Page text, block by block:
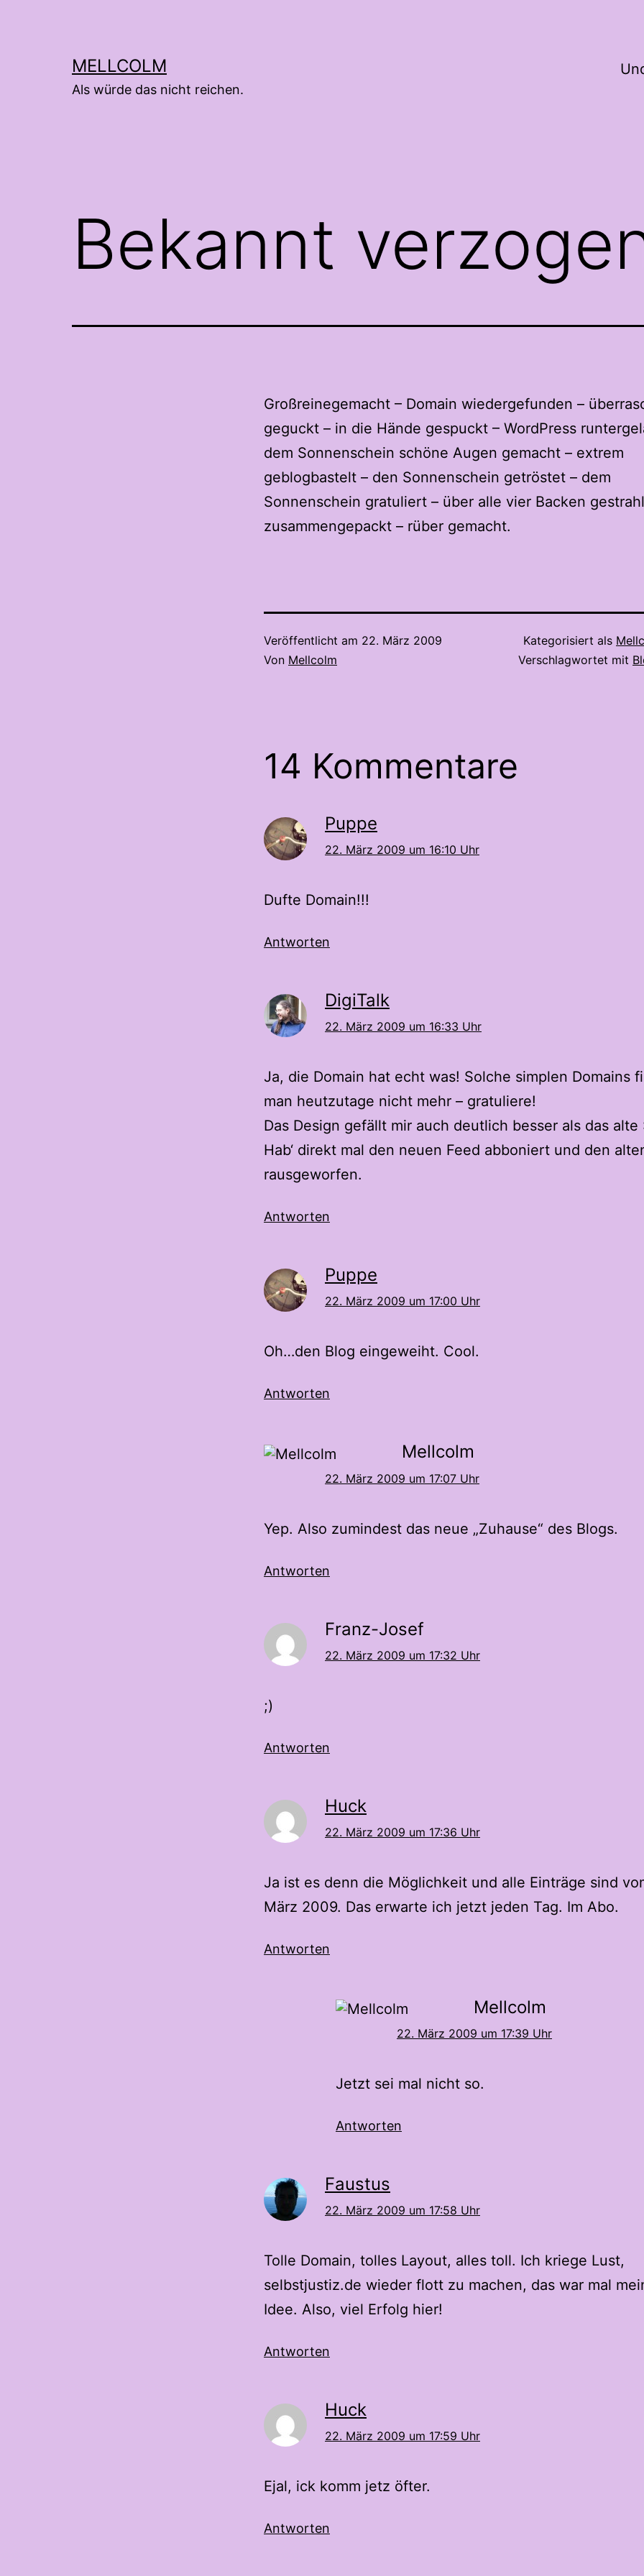
MELLCOLM
Als würde das nicht reichen.
Bekannt
Großreinegemacht – Domain wiedergefunden –
geguckt – in die Hände gespuckt – WordPress
dem Sonnenschein schöne Augen gemacht – extrem
geblogbastelt – den Sonnenschein getröstet – dem
Sonnenschein gratuliert – über alle vier Backen
zusammengepackt – rüber gemacht.
Veröffentlicht am 22. März 2009
Von Mellcolm
Kategorisiert als
Verschlagwortet mit
14 Kommentare
Puppe
22. März 2009 um 16:10 Uhr
Dufte Domain!!!
Antworten
DigiTalk
22. März 2009 um 16:33 Uhr
Ja, die Domain hat echt was! Solche simplen Domains
man heutzutage nicht mehr – gratuliere!
Das Design gefällt mir auch deutlich besser als das alte
Hab‘ direkt mal den neuen Feed abboniert und den
rausgeworfen.
Antworten
Puppe
22. März 2009 um 17:00 Uhr
Oh…den Blog eingeweiht. Cool.
Antworten
Mellcolm
22. März 2009 um 17:07 Uhr
Yep. Also zumindest das neue „Zuhause“ des Blogs.
Antworten
Franz-Josef
22. März 2009 um 17:32 Uhr
;)
Antworten
Huck
22. März 2009 um 17:36 Uhr
Ja ist es denn die Möglichkeit und alle Einträge sind
März 2009. Das erwarte ich jetzt jeden Tag. Im Abo.
Antworten
Mellcolm
22. März 2009 um 17:39 Uhr
Jetzt sei mal nicht so.
Antworten
Faustus
22. März 2009 um 17:58 Uhr
Tolle Domain, tolles Layout, alles toll. Ich kriege Lust,
selbstjustiz.de wieder flott zu machen, das war mal
Idee. Also, viel Erfolg hier!
Antworten
Huck
22. März 2009 um 17:59 Uhr
Ejal, ick komm jetz öfter.
Antworten